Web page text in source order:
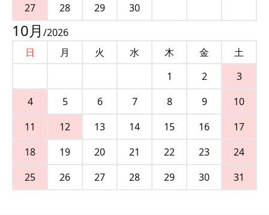
27
28 29 30
10月 /2026
日
月 火 水 木 金
土
1
2
3
4
5 6 7 8 9
10
11
12 13 14 15 16
17
18
19 20 21 22 23
24
25
26 27 28 29 30 31